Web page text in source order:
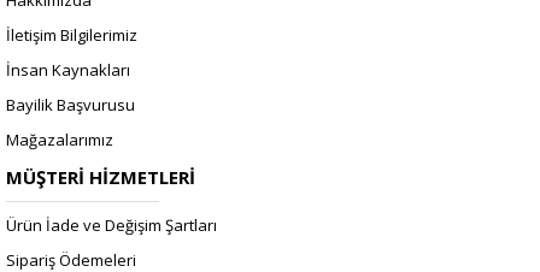
İletişim Bilgilerimiz
İnsan Kaynakları
Bayilik Başvurusu
Mağazalarımız
MÜŞTERİ HİZMETLERİ
Ürün İade ve Değişim Şartları
Sipariş Ödemeleri